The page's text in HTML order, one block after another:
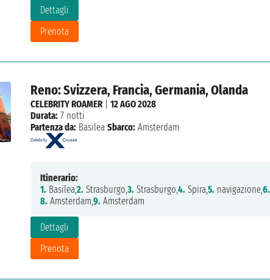
Dettagli
Prenota
Reno: Svizzera, Francia, Germania, Olanda
Dettagli
Prenota
CELEBRITY ROAMER| 12 AGO 2028
Durata: 7 notti
Partenza da: Basilea Sbarco: Amsterdam
Itinerario:
1. Basilea,2. Strasburgo,3. Strasburgo,4. Spira,5. navigazione,6.
8. Amsterdam,9. Amsterdam